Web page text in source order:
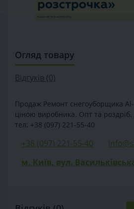
Огляд товару
Відгуків (0)
Продаж Ремонт снегоуборщика
ціною виробника. Опт та роздріб.
тел: +38 (097) 221-55-40
+38 (097) 221-55-40
м. Київ, вул.